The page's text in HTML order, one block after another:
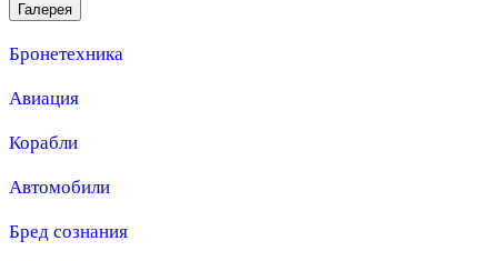
Галерея
Бронетехника
Авиация
Корабли
Автомобили
Бред сознания